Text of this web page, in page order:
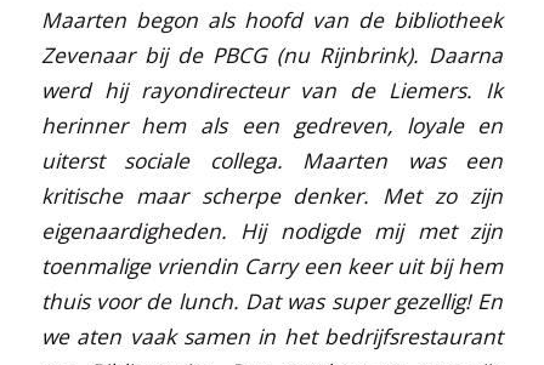
Maarten begon als hoofd van de bibliotheek
Zevenaar bij de PBCG (nu Rijnbrink). Daarna
werd hij rayondirecteur van de Liemers. Ik
herinner hem als een gedreven, loyale en
uiterst sociale collega. Maarten was een
kritische maar scherpe denker. Met zo zijn
eigenaardigheden. Hij nodigde mij met zijn
toenmalige vriendin Carry een keer uit bij hem
thuis voor de lunch. Dat was super gezellig! En
we aten vaak samen in het bedrijfsrestaurant